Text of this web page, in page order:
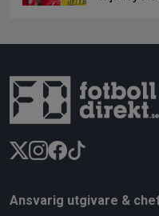
Ansvarig utgivare &